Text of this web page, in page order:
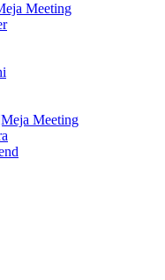
Meeting
Meeting